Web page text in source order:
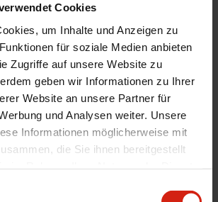
Cookies
um Inhalte und Anzeigen zu
für soziale Medien anbieten
Zugriffe auf unsere Website zu
geben wir Informationen zu Ihrer
Website an unsere Partner für
und Analysen weiter. Unsere
Informationen möglicherweise mit
die Sie ihnen bereitgestellt
A4
Kein Gutachten oder ABE
Cold
Audi A4 2.0TFSI 10/--
Wenn möglich, schreiben Sie uns eine E-
Mail oder rufen Sie uns an.